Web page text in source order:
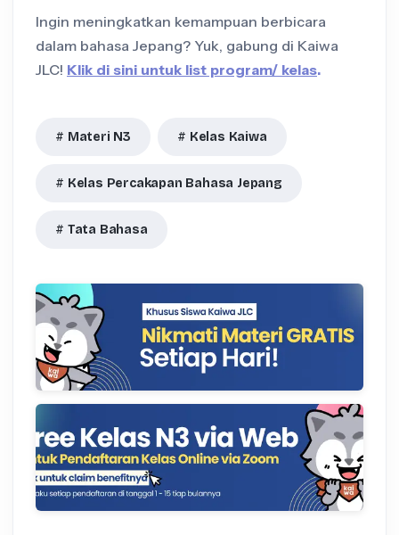
Ingin meningkatkan kemampuan berbicara
dalam bahasa Jepang? Yuk, gabung di Kaiwa
JLC! Klik di sini untuk list program/ kelas.
Materi N3 Kelas Kaiwa
Kelas Percakapan Bahasa Jepang
Tata Bahasa